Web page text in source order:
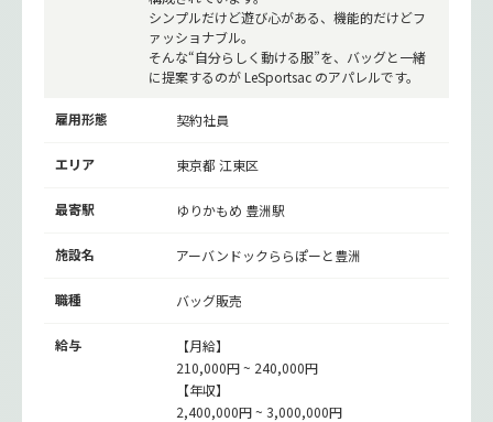
シンプルだけど遊び心がある、機能的だけどフ
ァッショナブル。
そんな“自分らしく動ける服”を、バッグと一緒
に提案するのが LeSportsac のアパレルです。
雇用形態 契約社員
エリア 東京都 江東区
最寄駅 ゆりかもめ 豊洲駅
施設名 アーバンドックららぽーと豊洲
職種 バッグ販売
給与
【月給】
210,000円 ~ 240,000円
【年収】
2,400,000円 ~ 3,000,000円